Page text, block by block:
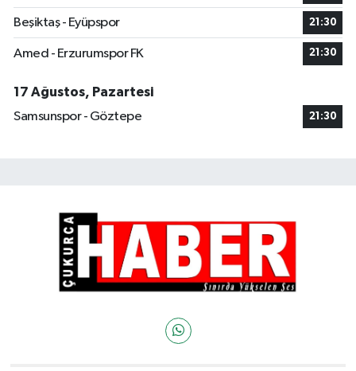
Beşiktaş - Eyüpspor 21:30
Amed - Erzurumspor FK 21:30
17 Ağustos, Pazartesi
Samsunspor - Göztepe
21:30